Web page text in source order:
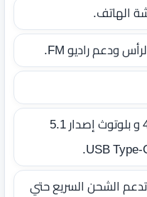
الهاتف.
الهاتف يدعم اتصالات 5G و 4G و بلوتوث إصدار 5.1
مللي امبير تدعم الشحن السريع حتي